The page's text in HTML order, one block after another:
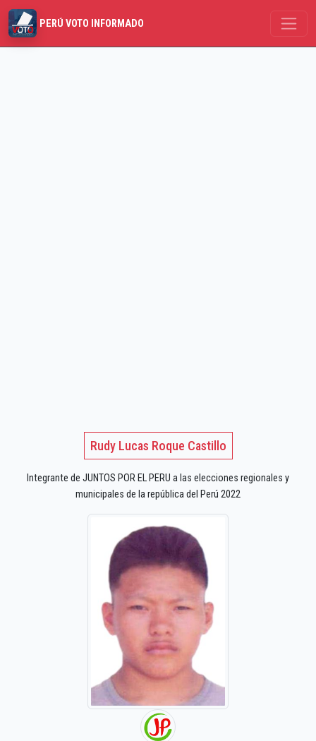
PERÚ VOTO INFORMADO
Rudy Lucas Roque Castillo
Integrante de JUNTOS POR EL PERU a las elecciones regionales y
municipales de la república del Perú 2022